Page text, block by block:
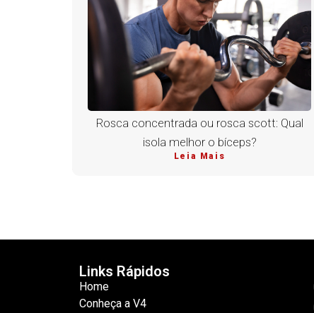
Rosca concentrada ou rosca scott: Qual
isola melhor o bíceps?
Leia Mais
Links Rápidos
Home
Conheça a V4